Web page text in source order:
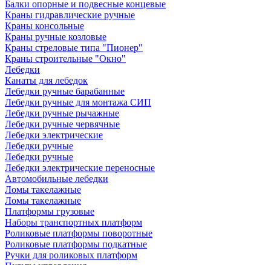
Балки опорные и подвесные концевые
Краны гидравлические ручные
Краны консольные
Краны ручные козловые
Краны стреловые типа "Пионер"
Краны строительные "Окно"
Лебедки
Канаты для лебедок
Лебедки ручные барабанные
Лебедки ручные для монтажа СИП
Лебедки ручные рычажные
Лебедки ручные червячные
Лебедки электрические
Лебедки ручные
Лебедки ручные
Лебедки электрические переносные
Автомобильные лебедки
Ломы такелажные
Ломы такелажные
Платформы грузовые
Наборы транспортных платформ
Роликовые платформы поворотные
Роликовые платформы подкатные
Ручки для роликовых платформ